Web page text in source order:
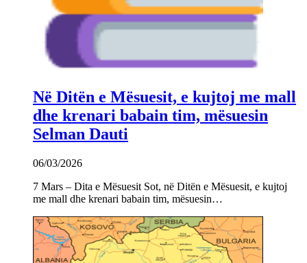
Në Ditën e Mësuesit, e kujtoj me mall
dhe krenari babain tim, mësuesin
Selman Dauti
06/03/2026
7 Mars – Dita e Mësuesit Sot, në Ditën e Mësuesit, e kujtoj
me mall dhe krenari babain tim, mësuesin…